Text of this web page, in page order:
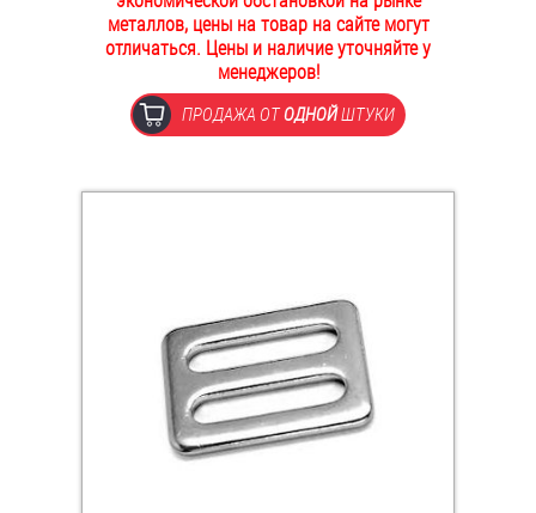
ОПЛАТА И ДОСТАВКА
Втулки
Заклепки (Гайки-Заклепки)
Инструмент
Крюки, кольца с метрической резьбой
металлов, цены на товар на сайте могут
отличаться. Цены и наличие уточняйте у
менеджеров!
ПРОДАЖА ОТОДНОЙШТУКИ